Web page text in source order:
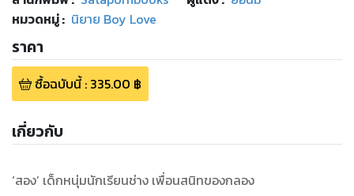
หมวดหมู่: นิยาย Boy Love
ราคา
ซื้อฉบับนี้: 335.00 ฿
เกี่ยวกับ
‘สอง’ เด็กหนุ่มนักเรียนช่าง เพื่อนสนิทของกลอง